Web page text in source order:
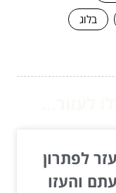
בלוג
לפתרון
והעזו